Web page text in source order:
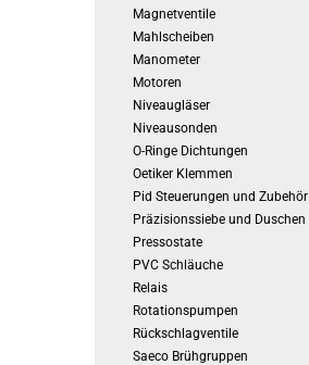
Magnetventile
Mahlscheiben
Manometer
Motoren
Niveaugläser
Niveausonden
O-Ringe Dichtungen
Oetiker Klemmen
Pid Steuerungen und Zubehör
Präzisionssiebe und Duschen
Pressostate
PVC Schläuche
Relais
Rotationspumpen
Rückschlagventile
Saeco Brühgruppen